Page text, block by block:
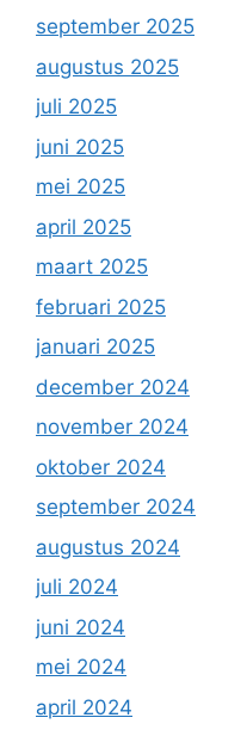
september 2025
augustus 2025
juli 2025
juni 2025
mei 2025
april 2025
maart 2025
februari 2025
januari 2025
december 2024
november 2024
oktober 2024
september 2024
augustus 2024
juli 2024
juni 2024
mei 2024
april 2024